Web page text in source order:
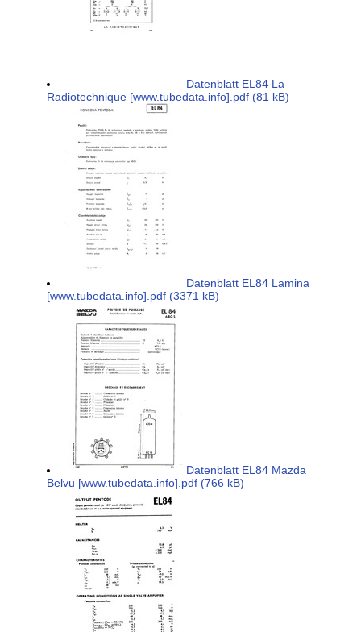
Datenblatt EL84 La
Radiotechnique [www.tubedata.info].pdf (81 kB)
Datenblatt EL84 Lamina
[www.tubedata.info].pdf (3371 kB)
Datenblatt EL84 Mazda
Belvu [www.tubedata.info].pdf (766 kB)